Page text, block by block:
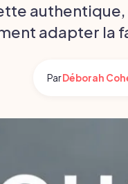
adapter la
ParDéborah